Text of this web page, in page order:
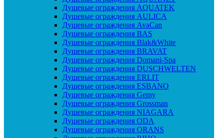
Душевые ограждения AQUATEK
Душевые ограждения AULICA
Душевые ограждения AvaCan
Душевые ограждения BAS
Душевые ограждения Blak&White
Душевые ограждения BRAVAT
Душевые ограждения Domani-Spa
Душевые ограждения DUSCHWELTEN
Душевые ограждения ERLIT
Душевые ограждения ESBANO
Душевые ограждения Gemy
Душевые ограждения Grossman
Душевые ограждения NIAGARA
Душевые ограждения ODA
Душевые ограждения ORANS